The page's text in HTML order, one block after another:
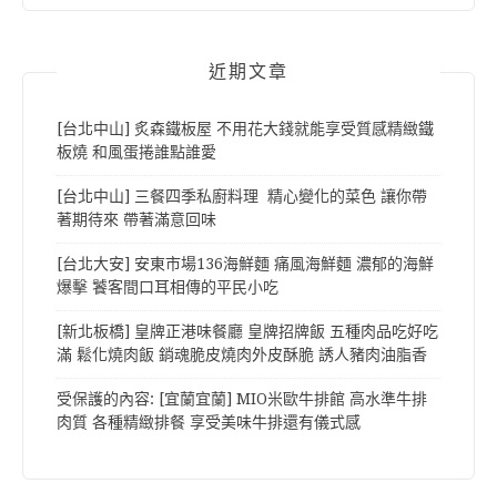
近期文章
[台北中山] 炙森鐵板屋 不用花大錢就能享受質感精緻鐵
板燒 和風蛋捲誰點誰愛
[台北中山] 三餐四季私廚料理 精心變化的菜色 讓你帶
著期待來 帶著滿意回味
[台北大安] 安東市場136海鮮麵 痛風海鮮麵 濃郁的海鮮
爆擊 饕客間口耳相傳的平民小吃
[新北板橋] 皇牌正港味餐廳 皇牌招牌飯 五種肉品吃好吃
滿 鬆化燒肉飯 銷魂脆皮燒肉外皮酥脆 誘人豬肉油脂香
受保護的內容: [宜蘭宜蘭] MIO米歐牛排館 高水準牛排
肉質 各種精緻排餐 享受美味牛排還有儀式感